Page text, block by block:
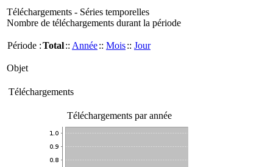
Téléchargements - Séries temporelles
Nombre de téléchargements durant la période
Période :Total:: Année:: Mois:: Jour
Objet
Téléchargements
Téléchargements par année